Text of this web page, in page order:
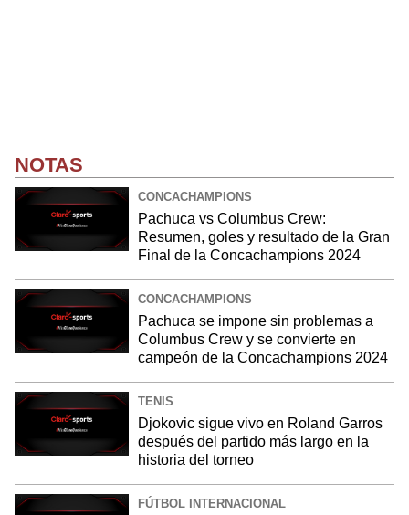
NOTAS
CONCACHAMPIONS
Pachuca vs Columbus Crew:
Resumen, goles y resultado de la Gran
Final de la Concachampions 2024
CONCACHAMPIONS
Pachuca se impone sin problemas a
Columbus Crew y se convierte en
campeón de la Concachampions 2024
TENIS
Djokovic sigue vivo en Roland Garros
después del partido más largo en la
historia del torneo
FÚTBOL INTERNACIONAL